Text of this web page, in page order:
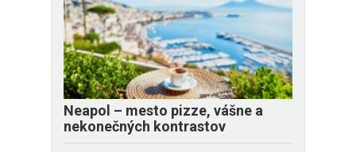
Neapol – mesto pizze, vášne a
nekonečných kontrastov